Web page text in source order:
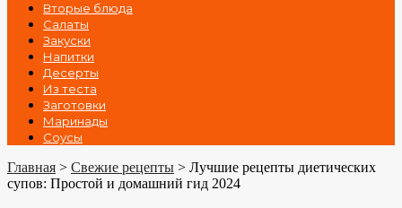
Вторые блюда
Салаты
Закуски
Напитки
Десерты
Из теста
Заготовки
Маринады
Соусы
Главная > Свежие рецепты > Лучшие рецепты диетических
супов: Простой и домашний гид 2024